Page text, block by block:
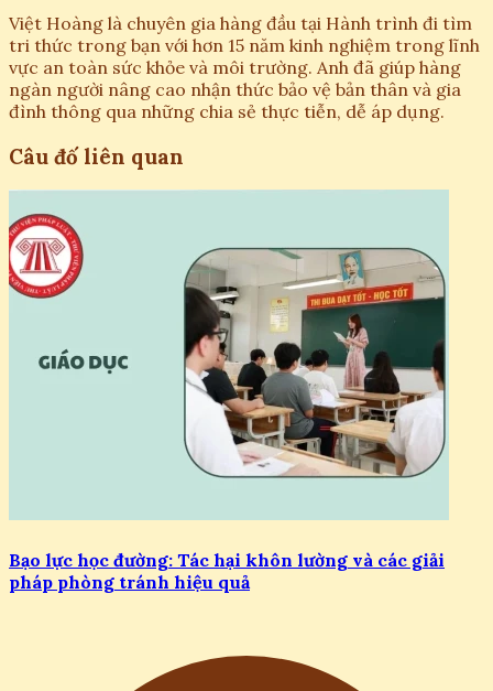
Việt Hoàng là chuyên gia hàng đầu tại Hành trình đi tìm
tri thức trong bạn với hơn 15 năm kinh nghiệm trong lĩnh
vực an toàn sức khỏe và môi trường. Anh đã giúp hàng
ngàn người nâng cao nhận thức bảo vệ bản thân và gia
đình thông qua những chia sẻ thực tiễn, dễ áp dụng.
Câu đố liên quan
Bạo lực học đường: Tác hại khôn lường và các giải
pháp phòng tránh hiệu quả